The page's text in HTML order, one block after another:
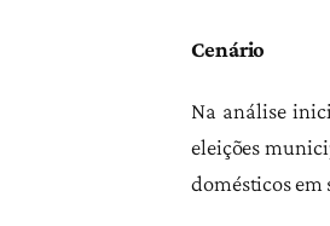
Cenário
Na análise
eleições
domésticos em